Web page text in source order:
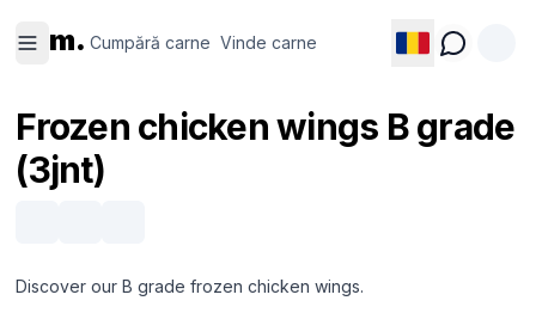
m. Cumpără carne Vinde carne
carne
carne
Frozen chicken wings B grade
(3jnt)
Discover our B grade frozen chicken wings.